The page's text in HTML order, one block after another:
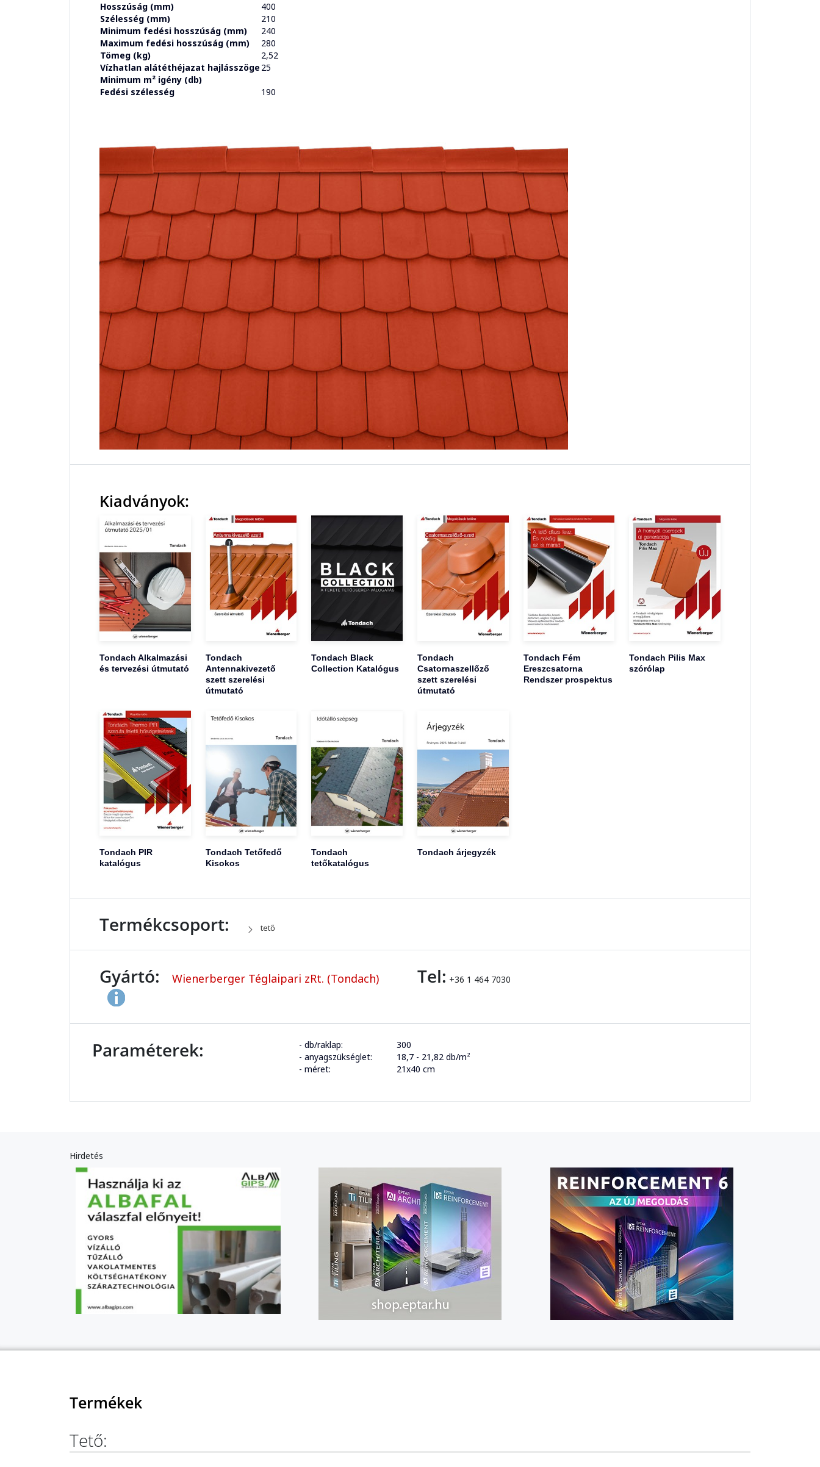
Hosszúság (mm)
400
Szélesség (mm)
210
Minimum fedési hosszúság (mm)
240
Maximum fedési hosszúság (mm)
280
Tömeg (kg)
2,52
Vízhatlan alátéthéjazat hajlásszöge 25
Minimum m² igény (db)
Fedési szélesség
190
Kiadványok:
Tondach Alkalmazási
és tervezési útmutató
Tondach
Antennakivezető
szett szerelési
útmutató
Tondach Black
Collection Katalógus
Tondach
Csatornaszellőző
szett szerelési
útmutató
Tondach Fém
Ereszcsatorna
Rendszer prospektus
Tondach Pilis Max
szórólap
Tondach PIR
katalógus
Tondach Tetőfedő
Kisokos
Tondach
tetőkatalógus
Tondach árjegyzék
Termékcsoport: tető
Gyártó: Wienerberger Téglaipari zRt. (Tondach) Tel: +36 1 464 7030
Paraméterek: - db/raklap:
300
- anyagszükséglet:
18,7 - 21,82 db/m²
- méret:
21x40 cm
Hirdetés
Termékek
Tető: